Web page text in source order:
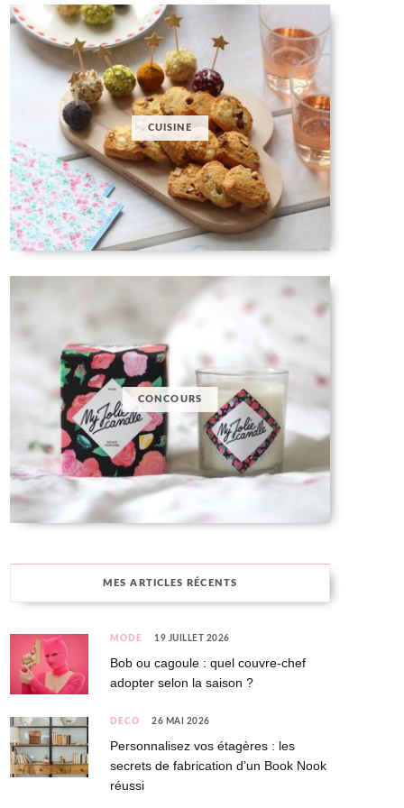
CUISINE
CONCOURS
MES ARTICLES RÉCENTS
MODE 19 JUILLET 2026
Bob ou cagoule : quel couvre-chef
adopter selon la saison ?
DÉCO 26 MAI 2026
Personnalisez vos étagères : les
secrets de fabrication d’un Book Nook
réussi